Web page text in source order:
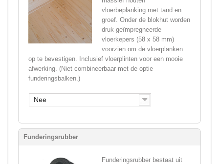
vloerbeplanking met tand en
groef. Onder de blokhut worden
druk geïmpregneerde
vloerkepers (58 x 58 mm)
voorzien om de vloerplanken
op te bevestigen. Inclusief vloerplinten voor een mooie
afwerking. (Niet combineerbaar met de optie
funderingsbalken.)
Nee
Funderingsrubber
Funderingsrubber bestaat uit